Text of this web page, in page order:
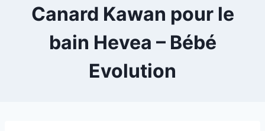
Canard Kawan pour le
bain Hevea – Bébé
Evolution